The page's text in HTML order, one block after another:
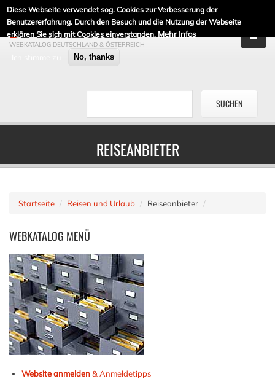
Diese Webseite verwendet sog. Cookies zur Verbesserung der
Benutzererfahrung. Durch den Besuch und die Nutzung der Webseite
erklären Sie sich mit Cookies einverstanden. Mehr Infos
No, thanks
DE-LINKLISTE.DE
WEBKATALOG DEUTSCHLAND & ÖSTERREICH
REISEANBIETER
Startseite Reisen und Urlaub Reiseanbieter
WEBKATALOG MENÜ
Website anmelden& Anmeldetipps